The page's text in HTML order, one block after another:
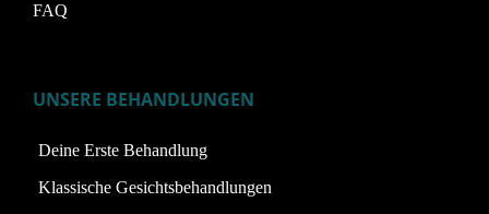
FAQ
UNSERE BEHANDLUNGEN
Deine Erste Behandlung
Klassische Gesichtsbehandlungen